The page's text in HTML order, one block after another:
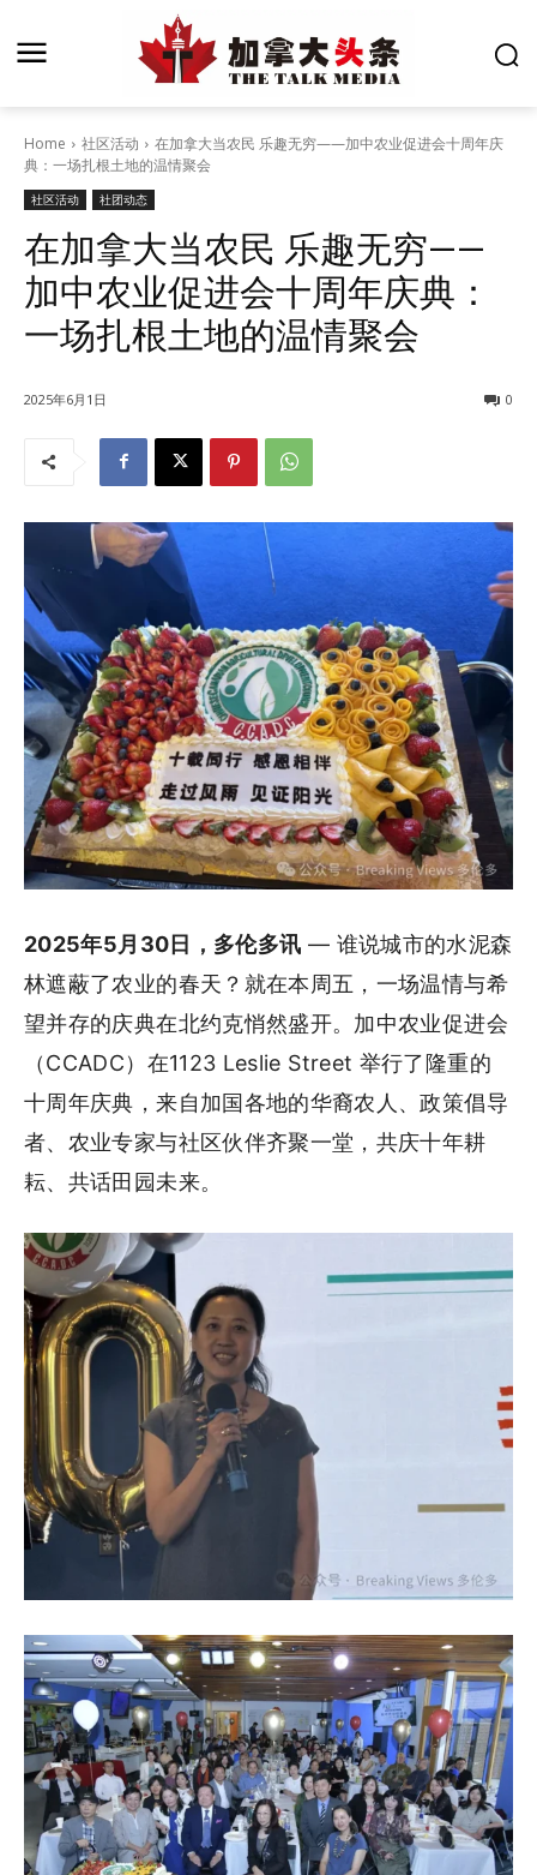
Home 社区活动
在加拿大当农民 乐趣无穷——加中农业促进会十周年庆
典：一场扎根土地的温情聚会
社区活动 社团动态
在加拿大当农民 乐趣无穷——
加中农业促进会十周年庆典：
一场扎根土地的温情聚会
2025年6月1日 0
2025年5月 30日，多伦多讯 — 谁说城市的水泥森
林遮蔽了农业的春天？就在本周五，一场温情与希
望并存的庆典在北约克悄然盛开。加中农业促进会
（CCADC）在1123 Leslie Street 举行了隆重的
十周年庆典，来自加国各地的华裔农人、政策倡导
者、农业专家与社区伙伴齐聚一堂，共庆十年耕
耘、共话田园未来。